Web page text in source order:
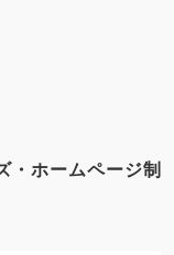
・ホームページ制